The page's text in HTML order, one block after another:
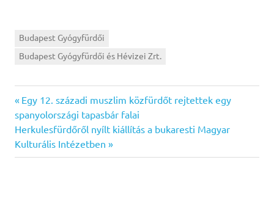
Budapest Gyógyfürdői
Budapest Gyógyfürdői és Hévizei Zrt.
Bejegyzés
navigáció
Previous
Post:
Egy 12. századi muszlim közfürdőt rejtettek egy
spanyolországi tapasbár falai
Next
Post:
Herkulesfürdőről nyílt kiállítás a bukaresti Magyar
Kulturális Intézetben